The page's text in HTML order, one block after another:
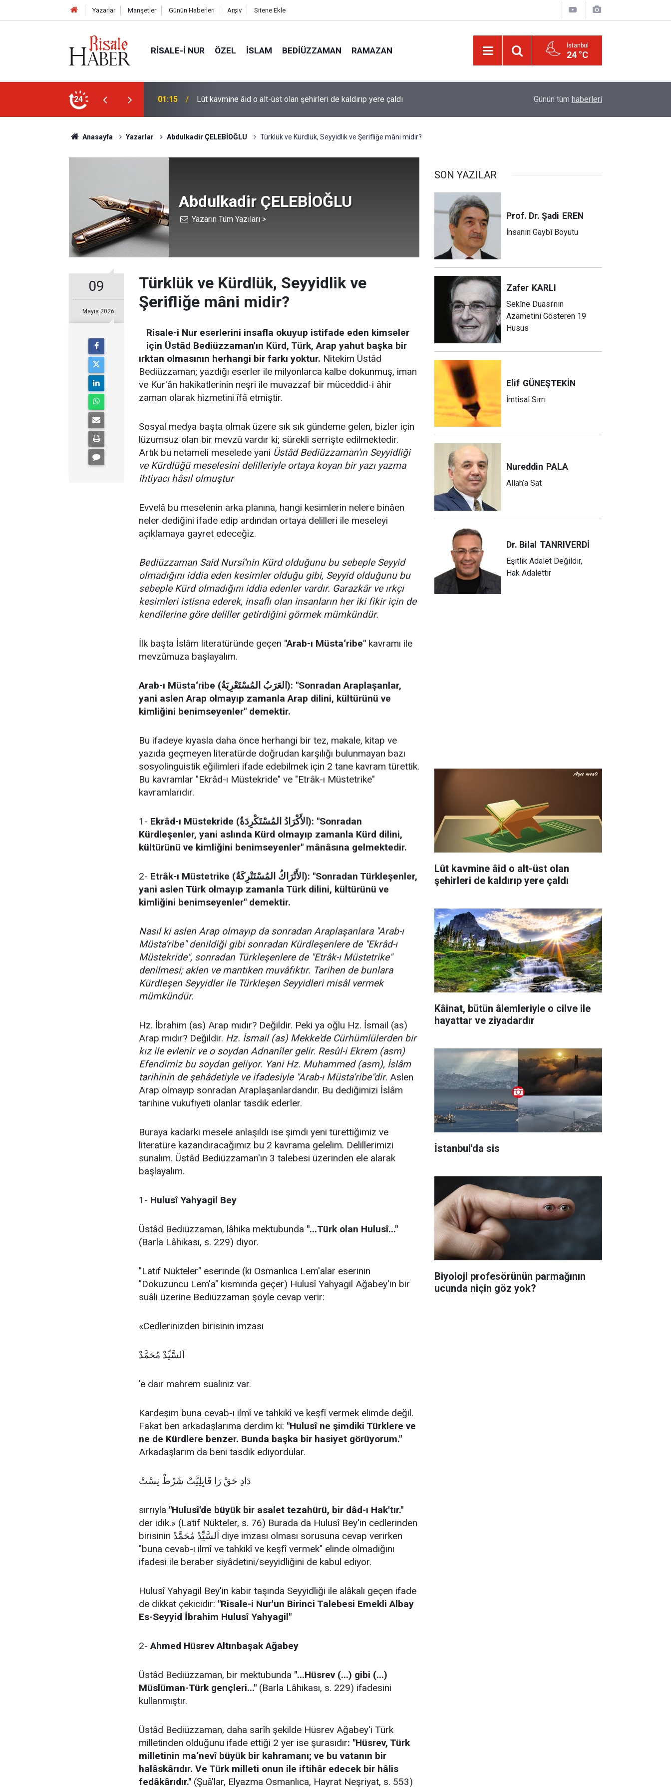
Yazarlar Manşetler Günün Haberleri Arşiv Sitene Ekle
RISALE-I NUR ÖZEL İSLAM BEDIÜZZAMAN RAMAZAN İstanbul
24 °C
24
de kaldırıp yere çaldı 00:01 Kâinat, bütün âlemleriyle o cilve ile hayattar ve ziyadardır İstanbul'da sis
Günün tüm haberleri
Anasayfa Yazarlar Abdulkadir ÇELEBİOĞLU Türklük ve Kürdlük, Seyyidlik ve Şerifliğe mâni midir?
Abdulkadir ÇELEBİOĞLU
Yazarın Tüm Yazıları >
09
Mayıs 2026
Türklük ve Kürdlük, Seyyidlik ve
Şerifliğe mâni midir?
Risale-i Nur eserlerini insafla okuyup istifade eden kimseler
için Üstâd Bediüzzaman'ın Kürd, Türk, Arap yahut başka bir
ırktan olmasının herhangi bir farkı yoktur. Nitekim Üstâd
Bediüzzaman; yazdığı eserler ile milyonlarca kalbe dokunmuş, iman
ve Kur'ân hakikatlerinin neşri ile muvazzaf bir müceddid-i âhir
zaman olarak hizmetini îfâ etmiştir.
Sosyal medya başta olmak üzere sık sık gündeme gelen, bizler için
lüzumsuz olan bir mevzû vardır ki; sürekli serrişte edilmektedir.
Artık bu netameli meselede yani Üstâd Bediüzzaman'ın Seyyidliği
ve Kürdlüğü meselesini delilleriyle ortaya koyan bir yazı yazma
ihtiyacı hâsıl olmuştur
Evvelâ bu meselenin arka planına, hangi kesimlerin nelere binâen
neler dediğini ifade edip ardından ortaya delilleri ile meseleyi
açıklamaya gayret edeceğiz.
Bediüzzaman Said Nursî'nin Kürd olduğunu bu sebeple Seyyid
olmadığını iddia eden kesimler olduğu gibi, Seyyid olduğunu bu
sebeple Kürd olmadığını iddia edenler vardır. Garazkâr ve ırkçı
kesimleri istisna ederek, insaflı olan insanların her iki fikir için de
kendilerine göre deliller getirdiğini görmek mümkündür.
İlk başta İslâm literatüründe geçen "Arab-ı Müsta‘ribe" kavramı ile
mevzûmuza başlayalım.
Arab-ı Müsta‘ribe (العَرَبُ المُسْتَعْرِبَةُ): "Sonradan Araplaşanlar,
yani aslen Arap olmayıp zamanla Arap dilini, kültürünü ve
kimliğini benimseyenler" demektir.
Bu ifadeye kıyasla daha önce herhangi bir tez, makale, kitap ve
yazıda geçmeyen literatürde doğrudan karşılığı bulunmayan bazı
sosyolinguistik eğilimleri ifade edebilmek için 2 tane kavram türettik.
Bu kavramlar "Ekrâd-ı Müstekride" ve "Etrâk-ı Müstetrike"
kavramlarıdır.
1- Ekrâd-ı Müstekride (الأَكْرَادُ المُسْتَكْرِدَةُ): "Sonradan
Kürdleşenler, yani aslında Kürd olmayıp zamanla Kürd dilini,
kültürünü ve kimliğini benimseyenler" mânâsına gelmektedir.
2- Etrâk-ı Müstetrike (الأَتْرَاكُ المُسْتَتْرِكَةُ): "Sonradan Türkleşenler,
yani aslen Türk olmayıp zamanla Türk dilini, kültürünü ve
kimliğini benimseyenler" demektir.
Nasıl ki aslen Arap olmayıp da sonradan Araplaşanlara "Arab-ı
Müsta‘ribe" denildiği gibi sonradan Kürdleşenlere de "Ekrâd-ı
Müstekride", sonradan Türkleşenlere de "Etrâk-ı Müstetrike"
denilmesi; aklen ve mantıken muvâfıktır. Tarihen de bunlara
Kürdleşen Seyyidler ile Türkleşen Seyyidleri misâl vermek
mümkündür.
Hz. İbrahim (as) Arap mıdır? Değildir. Peki ya oğlu Hz. İsmail (as)
Arap mıdır? Değildir. Hz. İsmail (as) Mekke'de Cürhümlülerden bir
kız ile evlenir ve o soydan Adnanîler gelir. Resûl-i Ekrem (asm)
Efendimiz bu soydan geliyor. Yani Hz. Muhammed (asm), İslâm
tarihinin de şehâdetiyle ve ifadesiyle "Arab-ı Müsta‘ribe"dir. Aslen
Arap olmayıp sonradan Araplaşanlardandır. Bu dediğimizi İslâm
tarihine vukufiyeti olanlar tasdik ederler.
Buraya kadarki mesele anlaşıldı ise şimdi yeni türettiğimiz ve
literatüre kazandıracağımız bu 2 kavrama gelelim. Delillerimizi
sunalım. Üstâd Bediüzzaman'ın 3 talebesi üzerinden ele alarak
başlayalım.
1- Hulusî Yahyagil Bey
Üstâd Bediüzzaman, lâhika mektubunda "...Türk olan Hulusî..."
(Barla Lâhikası, s. 229) diyor.
"Latif Nükteler" eserinde (ki Osmanlıca Lem'alar eserinin
"Dokuzuncu Lem'a" kısmında geçer) Hulusî Yahyagil Ağabey'in bir
suâli üzerine Bediüzzaman şöyle cevap verir:
«Cedlerinizden birisinin imzası
اَلسَّيِّدْ مُحَمَّدْ
'e dair mahrem sualiniz var.
Kardeşim buna cevab-ı ilmî ve tahkikî ve keşfî vermek elimde değil.
Fakat ben arkadaşlarıma derdim ki: "Hulusî ne şimdiki Türklere ve
ne de Kürdlere benzer. Bunda başka bir hasiyet görüyorum."
Arkadaşlarım da beni tasdik ediyordular.
دَادِ حَقْ رَا قَابِلِيَّتْ شَرْطْ نِسْتْ
sırrıyla "Hulusî'de büyük bir asalet tezahürü, bir dâd-ı Hak'tır."
der idik.» (Latif Nükteler, s. 76) Burada da Hulusî Bey'in cedlerinden
birisinin اَلسَّيِّدْ مُحَمَّدْ diye imzası olması sorusuna cevap verirken
"buna cevab-ı ilmî ve tahkikî ve keşfî vermek" elinde olmadığını
ifadesi ile beraber siyâdetini/seyyidliğini de kabul ediyor.
Hulusî Yahyagil Bey'in kabir taşında Seyyidliği ile alâkalı geçen ifade
de dikkat çekicidir: "Risale-i Nur'un Birinci Talebesi Emekli Albay
Es-Seyyid İbrahim Hulusî Yahyagil"
2-Ahmed Hüsrev Altınbaşak Ağabey
Üstâd Bediüzzaman, bir mektubunda "...Hüsrev (...) gibi (...)
Müslüman-Türk gençleri..." (Barla Lâhikası, s. 229) ifadesini
kullanmıştır.
Üstâd Bediüzzaman, daha sarîh şekilde Hüsrev Ağabey'i Türk
milletinden olduğunu ifade ettiği 2 yer ise şurasıdır: "Hüsrev, Türk
milletinin ma‘nevî büyük bir kahramanı; ve bu vatanın bir
halâskârıdır. Ve Türk milleti onun ile iftihâr edecek bir hâlis
fedâkârıdır." (Şuâ'lar, Elyazma Osmanlıca, Hayrat Neşriyat, s. 553)
SON YAZILAR
Prof. Dr. Şadi EREN
İnsanın Gaybî Boyutu
Zafer KARLI
Sekîne Duası’nın
Azametini Gösteren 19
Husus
Elif GÜNEŞTEKİN
İmtisal Sırrı
Nureddin PALA
Allah’a Sat
Dr. Bilal TANRIVERDİ
Eşitlik Adalet Değildir,
Hak Adalettir
Lût kavmine âid o alt-üst olan
şehirleri de kaldırıp yere çaldı
Kâinat, bütün âlemleriyle o cilve ile
hayattar ve ziyadardır
İstanbul'da sis
Biyoloji profesörünün parmağının
ucunda niçin göz yok?